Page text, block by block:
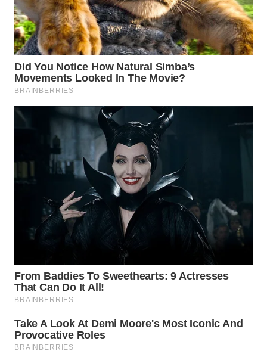
NIAS
WN
LANGKAT
WN
TAPANULI
SELATAN
TANJUNG
LESUNG
KARO
WN
WN
LABUHANBATU
WN
TAPANULI
TENGAH